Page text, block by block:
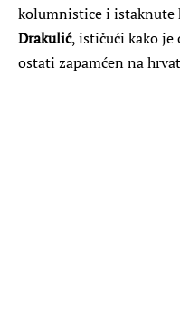
kolumnistice i istaknute
Drakulić, ističući kako
ostati zapamćen na